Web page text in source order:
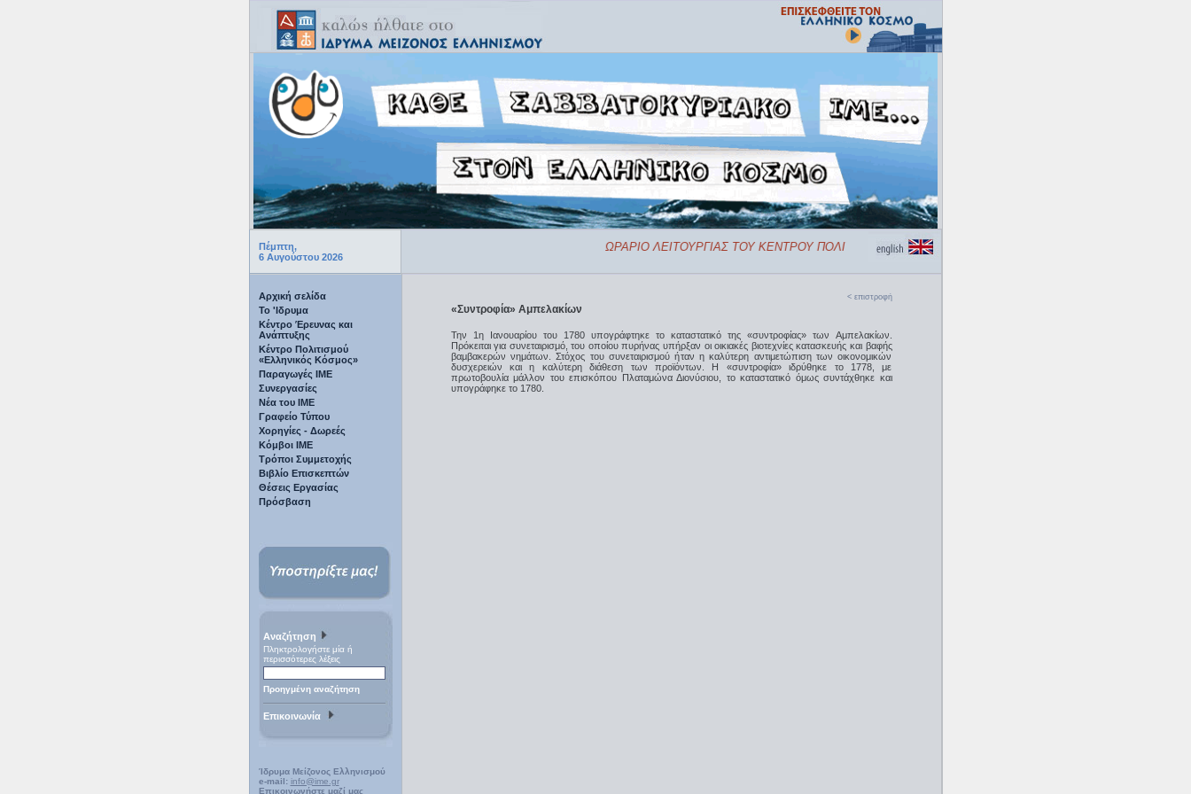
Πέμπτη,
6 Αυγούστου 2026
ΩΡΑΡΙΟ ΛΕΙΤΟΥΡΓΙΑΣ ΤΟΥ ΚΕΝΤΡΟΥ ΠΟΛΙΤΙΣΜΟΥ «ΕΛΛΗΝΙΚΟΣ ΚΟΣΜΟΣ»
Αρχική σελίδα
Το 'Ιδρυμα
Κέντρο Έρευνας και
Ανάπτυξης
Κέντρο Πολιτισμού
«Ελληνικός Κόσμος»
Παραγωγές IME
Συνεργασίες
Νέα του ΙΜΕ
Γραφείο Τύπου
Χορηγίες - Δωρεές
Κόμβοι ΙΜΕ
Τρόποι Συμμετοχής
Βιβλίο Επισκεπτών
Θέσεις Εργασίας
Πρόσβαση
Αναζήτηση
Πληκτρολογήστε μία ή
περισσότερες λέξεις
Προηγμένη αναζήτηση
Επικοινωνία
Ίδρυμα Μείζονος Ελληνισμού
e-mail: info@ime.gr
Επικοινωνήστε μαζί μας
< επιστροφή
«Συντροφία» Αμπελακίων
Την 1η Ιανουαρίου του 1780 υπογράφτηκε το καταστατικό της «συντροφίας» των Αμπελακίων.
Πρόκειται για συνεταιρισμό, του οποίου πυρήνας υπήρξαν οι οικιακές βιοτεχνίες κατασκευής και βαφής
βαμβακερών νημάτων. Στόχος του συνεταιρισμού ήταν η καλύτερη αντιμετώπιση των οικονομικών
δυσχερειών και η καλύτερη διάθεση των προϊόντων. Η «συντροφία» ιδρύθηκε το 1778, με
πρωτοβουλία μάλλον του επισκόπου Πλαταμώνα Διονύσιου, το καταστατικό όμως συντάχθηκε και
υπογράφηκε το 1780.